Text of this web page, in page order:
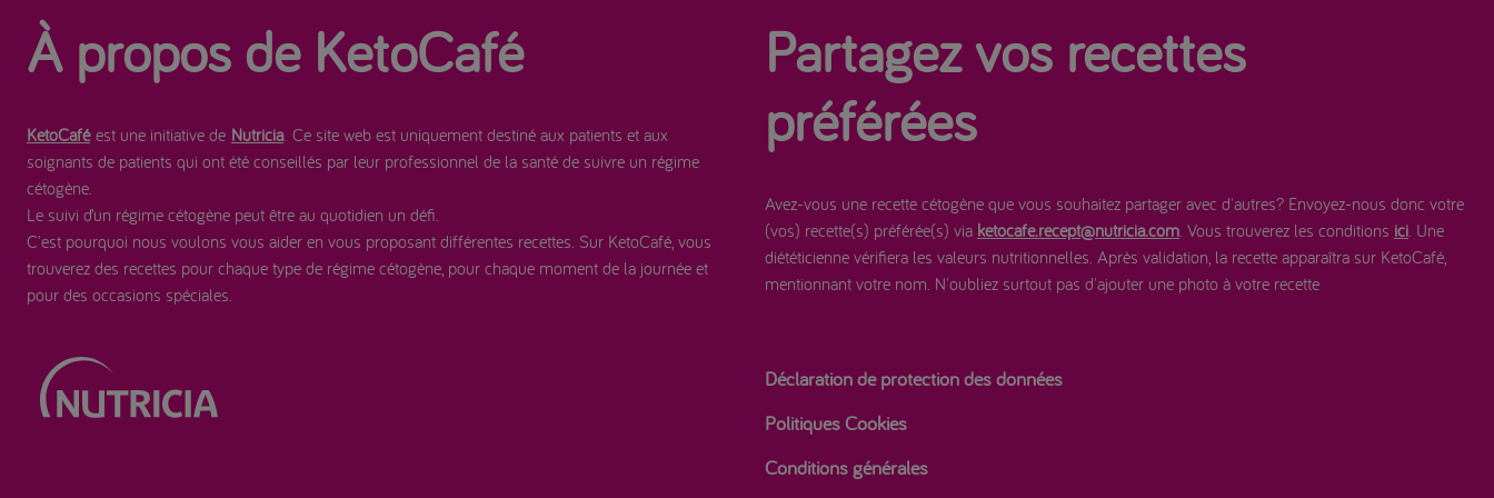
À propos de KetoCafé
KetoCaféest une initiative de Nutricia. Ce site web est uniquement destiné aux patients et aux
soignants de patients qui ont été conseillés par leur professionnel de la santé de suivre un régime
cétogène.
Le suivi d’un régime cétogène peut être au quotidien un défi.
C'est pourquoi nous voulons vous aider en vous proposant différentes recettes. Sur KetoCafé, vous
trouverez des recettes pour chaque type de régime cétogène, pour chaque moment de la journée et
pour des occasions spéciales.
Partagez vos recettes
préférées
Avez-vous une recette cétogène que vous souhaitez partager avec d'autres? Envoyez-nous donc votre
(vos) recette(s) préférée(s) via ketocafe.recept@nutricia.com . Vous trouverez les conditions ici . Une
diététicienne vérifiera les valeurs nutritionnelles. Après validation, la recette apparaîtra sur KetoCafé,
mentionnant votre nom. N'oubliez surtout pas d'ajouter une photo à votre recette
Déclaration de protection des données
Politiques Cookies
Conditions générales